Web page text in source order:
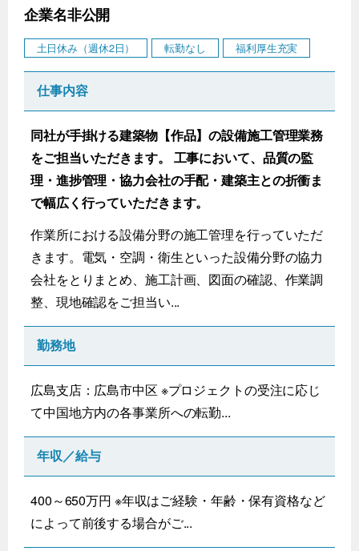
企業名非公開
土日休み（週休2日） 転勤なし 福利厚生充実
仕事内容
同社が手掛ける建築物【作品】の設備施工管理業務
をご担当いただきます。 工事において、品質の監
理・進捗管理・協力会社の手配・建築主との折衝ま
で幅広く行っていただきます。
作業所における設備分野の施工管理を行っていただ
きます。電気・空調・衛生といった設備分野の協力
会社をとりまとめ、施工計画、図面の確認、作業調
整、現地確認をご担当い...
勤務地
広島支店：広島市中区 ※プロジェクトの受注に応じ
て中国地方内の各事業所への転勤...
年収／給与
400～650万円 ※年収はご経験・年齢・保有資格など
によって前後する場合がご...